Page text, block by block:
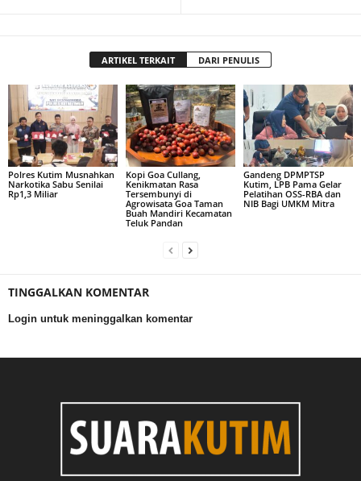
ARTIKEL TERKAIT DARI PENULIS
Polres Kutim Musnahkan
Narkotika Sabu Senilai
Rp1,3 Miliar
Kopi Goa Cullang,
Kenikmatan Rasa
Tersembunyi di
Agrowisata Goa Taman
Buah Mandiri Kecamatan
Teluk Pandan
Gandeng DPMPTSP
Kutim, LPB Pama Gelar
Pelatihan OSS-RBA dan
NIB Bagi UMKM Mitra
TINGGALKAN KOMENTAR
Login untuk meninggalkan komentar